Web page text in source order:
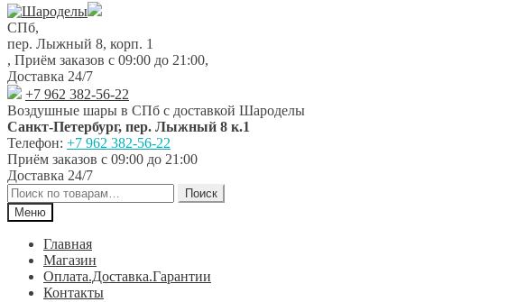
Перейти
к
навигации
Перейти
к
содержимому
СПб,
пер. Лыжный 8, корп. 1
, Приём заказов с 09:00 до 21:00,
Доставка 24/7
+7 962 382-56-22
Воздушные шары в СПб с доставкой Шароделы
Санкт-Петербург, пер. Лыжный 8 к.1
Телефон: +7 962 382-56-22
Приём заказов с 09:00 до 21:00
Доставка 24/7
Искать:
Поиск
Меню
Главная
Магазин
Оплата.Доставка.Гарантии
Контакты